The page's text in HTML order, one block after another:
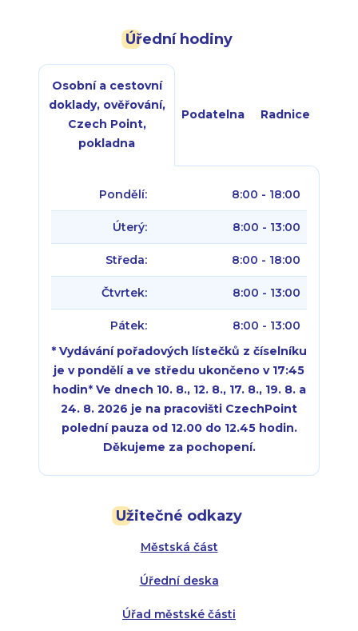
Užitečné odkazy
Městská část
Úřední deska
Úřad městské části
Úřední hodiny
Osobní a cestovní
doklady, ověřování,
Czech Point,
pokladna
Podatelna Radnice
Pondělí: 8:00 - 18:00
Úterý: 8:00 - 13:00
Středa: 8:00 - 18:00
Čtvrtek: 8:00 - 13:00
Pátek:
8:00 - 13:00
* Vydávání pořadových lístečků z číselníku
je v pondělí a ve středu ukončeno v 17:45
hodin* Ve dnech 10. 8., 12. 8., 17. 8., 19. 8. a
24. 8. 2026 je na pracovišti CzechPoint
polední pauza od 12.00 do 12.45 hodin.
Děkujeme za pochopení.
Úterý:
Středa:
Čtvrtek:
Pátek:
Úterý:
Středa:
Čtvrtek: